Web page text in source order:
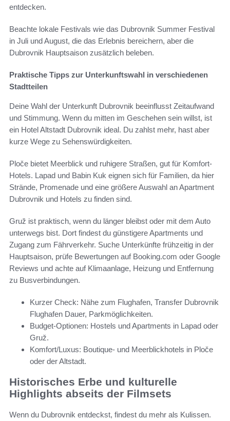
entdecken.
Beachte lokale Festivals wie das Dubrovnik Summer Festival
in Juli und August, die das Erlebnis bereichern, aber die
Dubrovnik Hauptsaison zusätzlich beleben.
Praktische Tipps zur Unterkunftswahl in verschiedenen
Stadtteilen
Deine Wahl der Unterkunft Dubrovnik beeinflusst Zeitaufwand
und Stimmung. Wenn du mitten im Geschehen sein willst, ist
ein Hotel Altstadt Dubrovnik ideal. Du zahlst mehr, hast aber
kurze Wege zu Sehenswürdigkeiten.
Ploče bietet Meerblick und ruhigere Straßen, gut für Komfort-
Hotels. Lapad und Babin Kuk eignen sich für Familien, da hier
Strände, Promenade und eine größere Auswahl an Apartment
Dubrovnik und Hotels zu finden sind.
Gruž ist praktisch, wenn du länger bleibst oder mit dem Auto
unterwegs bist. Dort findest du günstigere Apartments und
Zugang zum Fährverkehr. Suche Unterkünfte frühzeitig in der
Hauptsaison, prüfe Bewertungen auf Booking.com oder Google
Reviews und achte auf Klimaanlage, Heizung und Entfernung
zu Busverbindungen.
Kurzer Check: Nähe zum Flughafen, Transfer Dubrovnik
Flughafen Dauer, Parkmöglichkeiten.
Budget-Optionen: Hostels und Apartments in Lapad oder
Gruž.
Komfort/Luxus: Boutique- und Meerblickhotels in Ploče
oder der Altstadt.
Historisches Erbe und kulturelle
Highlights abseits der Filmsets
Wenn du Dubrovnik entdeckst, findest du mehr als Kulissen.